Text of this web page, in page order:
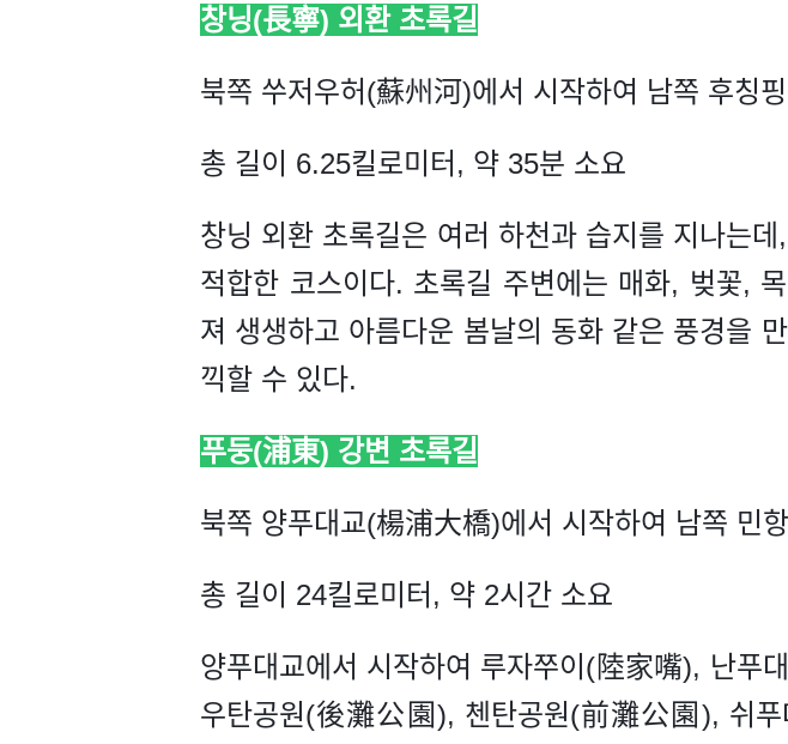
창닝(長寧) 외환 초록길
북쪽 쑤저우허(蘇州河)에서 시작하여 남쪽 후칭
총 길이 6.25킬로미터, 약 35분 소요
창닝 외환 초록길은 여러 하천과 습지를 지나는
적합한 코스이다. 초록길 주변에는 매화, 벚꽃,
져 생생하고 아름다운 봄날의 동화 같은 풍경을
끽할 수 있다.
푸둥(浦東) 강변 초록길
북쪽 양푸대교(楊浦大橋)에서 시작하여 남쪽 민
총 길이 24킬로미터, 약 2시간 소요
양푸대교에서 시작하여 루자쭈이(陸家嘴), 난푸
우탄공원(後灘公園), 첸탄공원(前灘公園), 쉬